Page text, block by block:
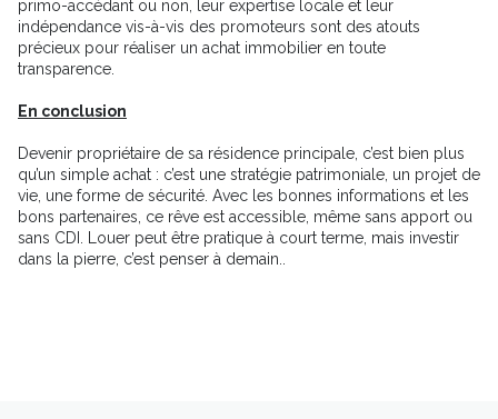
primo-accédant ou non, leur expertise locale et leur
indépendance vis-à-vis des promoteurs sont des atouts
précieux pour réaliser un achat immobilier en toute
transparence.
En conclusion
Devenir propriétaire de sa résidence principale, c’est bien plus
qu’un simple achat : c’est une stratégie patrimoniale, un projet de
vie, une forme de sécurité. Avec les bonnes informations et les
bons partenaires, ce rêve est accessible, même sans apport ou
sans CDI. Louer peut être pratique à court terme, mais investir
dans la pierre, c’est penser à demain..